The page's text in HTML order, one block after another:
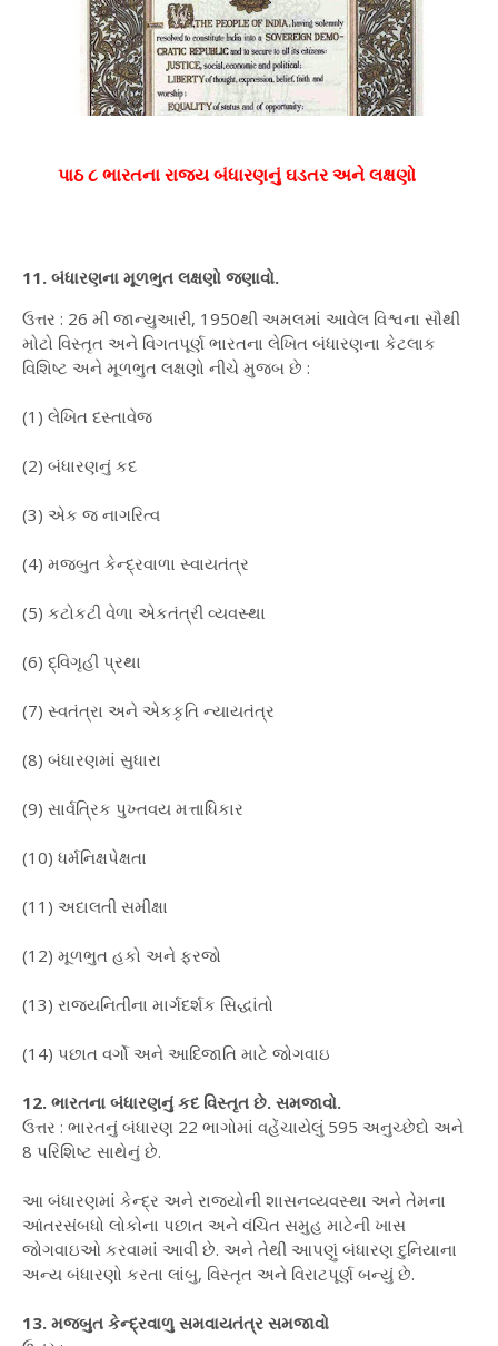
પાઠ ૮ ભારતના રાજ્ય બંધારણનું ઘડતર અને લક્ષણો
11. બંધારણના મૂળભુત લક્ષણો જણાવો.
ઉત્તર : 26 મી જાન્યુઆરી, 1950થી અમલમાં આવેલ વિશ્વના સૌથી
મોટો વિસ્તૃત અને વિગતપૂર્ણ ભારતના લેખિત બંધારણના કેટલાક
વિશિષ્ટ અને મૂળભુત લક્ષણો નીચે મુજબ છે :
(1) લેખિત દસ્તાવેજ
(2) બંધારણનું કદ
(3) એક જ નાગરિત્વ
(4) મજબુત કેન્દ્રવાળા સ્વાયતંત્ર
(5) કટોકટી વેળા એકતંત્રી વ્યવસ્થા
(6) દ્વિગૃહી પ્રથા
(7) સ્વતંત્રા અને એકકૃતિ ન્યાયતંત્ર
(8) બંધારણમાં સુધારા
(9) સાર્વત્રિક પુખ્તવય મત્તાધિકાર
(10) ધર્મનિક્ષપેક્ષતા
(11) અદાલતી સમીક્ષા
(12) મૂળભુત હકો અને ફરજો
(13) રાજ્યનિતીના માર્ગદર્શક સિદ્ધાંતો
(14) પછાત વર્ગો અને આદિજાતિ માટે જોગવાઇ
12. ભારતના બંધારણનું કદ વિસ્તૃત છે. સમજાવો.
ઉત્તર : ભારતનું બંધારણ 22 ભાગોમાં વહેંચાયેલું 595 અનુચ્છેદો અને
8 પરિશિષ્ટ સાથેનું છે.
આ બંધારણમાં કેન્દ્ર અને રાજ્યોની શાસનવ્યવસ્થા અને તેમના
આંતરસંબધો લોકોના પછાત અને વંચિત સમુહ માટેની ખાસ
જોગવાઇઓ કરવામાં આવી છે. અને તેથી આપણું બંધારણ દુનિયાના
અન્ય બંધારણો કરતા લાંબુ, વિસ્તૃત અને વિરાટપૂર્ણ બન્યું છે.
13. મજબુત કેન્દ્રવાળુ સમવાયતંત્ર સમજાવો